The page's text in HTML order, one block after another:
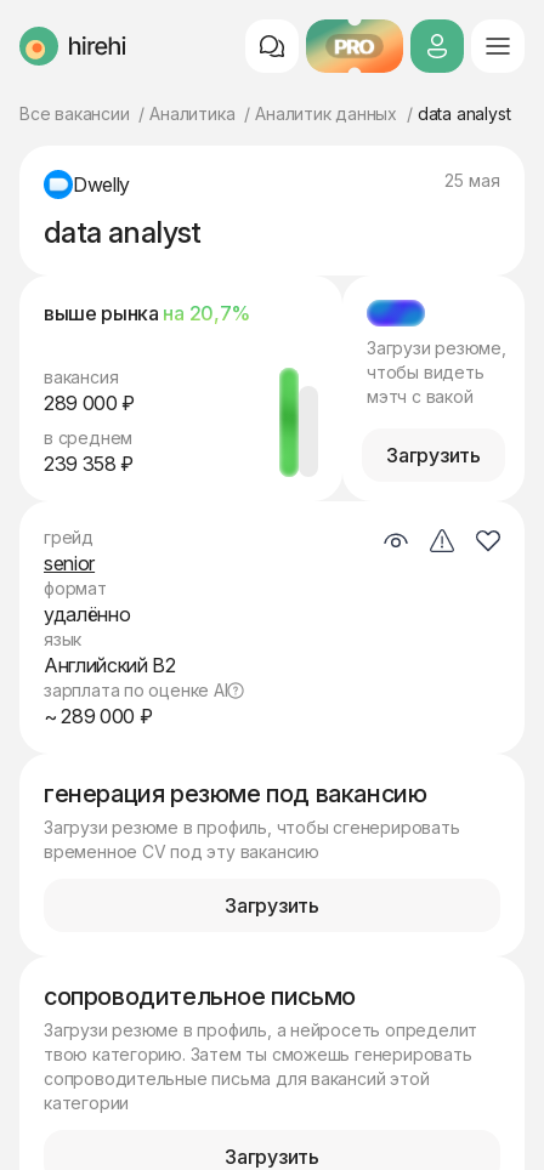
HireHi PRO
Все вакансии Аналитика Аналитик данных data analyst
Dwelly 25 мая
data analyst
выше рынка на 20,7%
вакансия
289 000 ₽
в среднем
239 358 ₽
МЭТЧ
Загрузи резюме,
чтобы видеть
мэтч с вакой
Загрузить
генерация резюме под вакансию
Загрузи резюме в профиль, чтобы сгенерировать
временное CV под эту вакансию
Загрузить
сопроводительное письмо
Загрузи резюме в профиль, а нейросеть определит
твою категорию. Затем ты сможешь генерировать
сопроводительные письма для вакансий этой
категории
Загрузить
грейд
senior
формат
удалённо
язык
Английский B2
зарплата по оценке AI
~ 289 000 ₽